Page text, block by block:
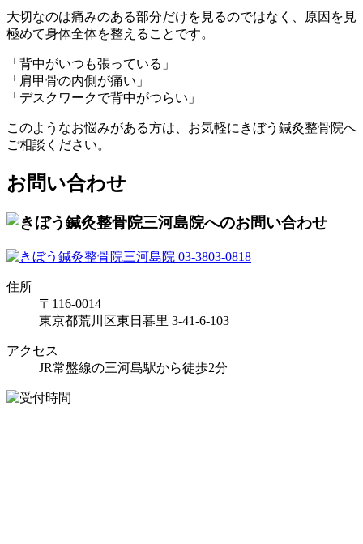
大切なのは痛みのある部分だけを見るのではなく、原因を見
極めて身体全体を整えることです。
「背中がいつも張っている」
「肩甲骨の内側が痛い」
「デスクワークで背中がつらい」
このようなお悩みがある方は、お気軽にきぼう鍼灸整骨院へ
ご相談ください。
お問い合わせ
住所
〒116-0014
東京都荒川区東日暮里 3-41-6-103
アクセス
JR常盤線の三河島駅から徒歩2分